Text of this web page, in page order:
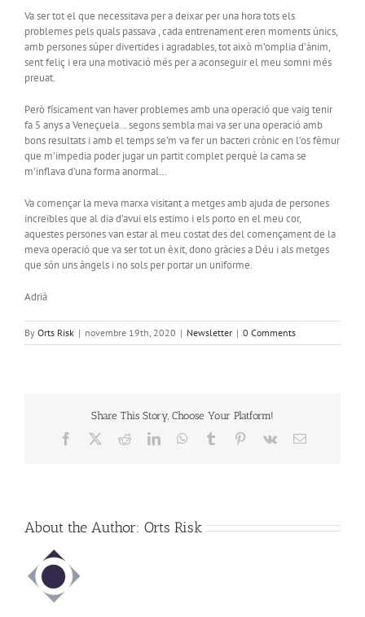
Va ser tot el que necessitava per a deixar per una hora tots els
problemes pels quals passava , cada entrenament eren moments únics,
amb persones súper divertides i agradables, tot això m’omplia d’ànim,
sent feliç i era una motivació més per a aconseguir el meu somni més
preuat.
Però físicament van haver problemes amb una operació que vaig tenir
fa 5 anys a Veneçuela… segons sembla mai va ser una operació amb
bons resultats i amb el temps se’m va fer un bacteri crònic en l’os fèmur
que m’impedia poder jugar un partit complet perquè la cama se
m’inflava d’una forma anormal…
Va començar la meva marxa visitant a metges amb ajuda de persones
increïbles que al dia d’avui els estimo i els porto en el meu cor,
aquestes persones van estar al meu costat des del començament de la
meva operació que va ser tot un èxit, dono gràcies a Déu i als metges
que són uns àngels i no sols per portar un uniforme.
Adrià
By Orts Risk | novembre 19th, 2020 | Newsletter | 0 Comments
Share This Story, Choose Your Platform!
Facebook RedditLinkedInWhatsApp
Tumblr Pinterest
Vk Email
About the Author: Orts Risk